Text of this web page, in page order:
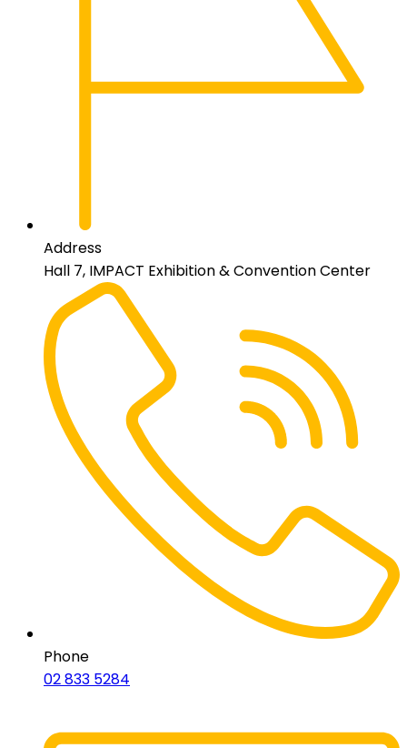
Address
Hall 7, IMPACT Exhibition & Convention Center
Phone
02 833 5284